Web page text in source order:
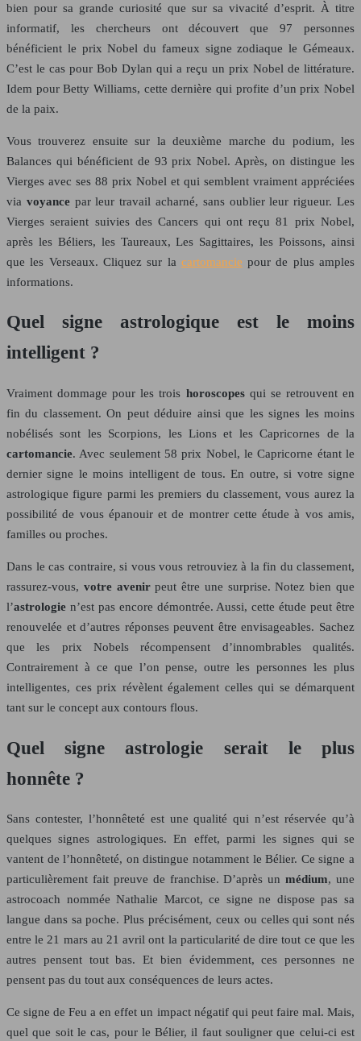
bien pour sa grande curiosité que sur sa vivacité d’esprit. À titre
informatif, les chercheurs ont découvert que 97 personnes
bénéficient le prix Nobel du fameux signe zodiaque le Gémeaux.
C’est le cas pour Bob Dylan qui a reçu un prix Nobel de littérature.
Idem pour Betty Williams, cette dernière qui profite d’un prix Nobel
de la paix.
Vous trouverez ensuite sur la deuxième marche du podium, les
Balances qui bénéficient de 93 prix Nobel. Après, on distingue les
Vierges avec ses 88 prix Nobel et qui semblent vraiment appréciées
via voyance par leur travail acharné, sans oublier leur rigueur. Les
Vierges seraient suivies des Cancers qui ont reçu 81 prix Nobel,
après les Béliers, les Taureaux, Les Sagittaires, les Poissons, ainsi
que les Verseaux. Cliquez sur la cartomancie pour de plus amples
informations.
Quel signe astrologique est le moins
intelligent ?
Vraiment dommage pour les trois horoscopesqui se retrouvent en
fin du classement. On peut déduire ainsi que les signes les moins
nobélisés sont les Scorpions, les Lions et les Capricornes de la
cartomancie. Avec seulement 58 prix Nobel, le Capricorne étant le
dernier signe le moins intelligent de tous. En outre, si votre signe
astrologique figure parmi les premiers du classement, vous aurez la
possibilité de vous épanouir et de montrer cette étude à vos amis,
familles ou proches.
Dans le cas contraire, si vous vous retrouviez à la fin du classement,
rassurez-vous, votre avenirpeut être une surprise. Notez bien que
l’astrologie n’est pas encore démontrée. Aussi, cette étude peut être
renouvelée et d’autres réponses peuvent être envisageables. Sachez
que les prix Nobels récompensent d’innombrables qualités.
Contrairement à ce que l’on pense, outre les personnes les plus
intelligentes, ces prix révèlent également celles qui se démarquent
tant sur le concept aux contours flous.
Quel signe astrologie serait le plus
honnête ?
Sans contester, l’honnêteté est une qualité qui n’est réservée qu’à
quelques signes astrologiques. En effet, parmi les signes qui se
vantent de l’honnêteté, on distingue notamment le Bélier. Ce signe a
particulièrement fait preuve de franchise. D’après unmédium, une
astrocoach nommée Nathalie Marcot, ce signe ne dispose pas sa
langue dans sa poche. Plus précisément, ceux ou celles qui sont nés
entre le 21 mars au 21 avril ont la particularité de dire tout ce que les
autres pensent tout bas. Et bien évidemment, ces personnes ne
pensent pas du tout aux conséquences de leurs actes.
Ce signe de Feu a en effet un impact négatif qui peut faire mal. Mais,
quel que soit le cas, pour le Bélier, il faut souligner que celui-ci est